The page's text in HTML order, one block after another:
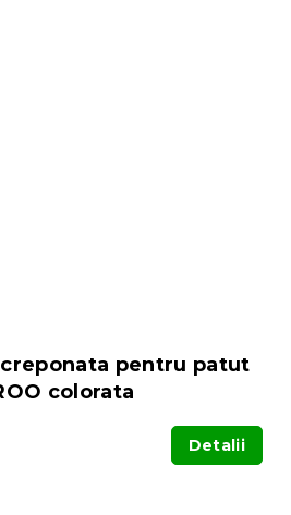
pentru patut
colorata
Detalii